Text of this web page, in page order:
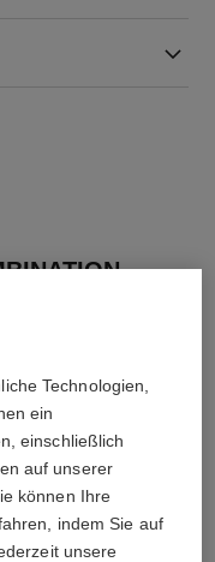
Technologien,
ein
einschließlich
auf unserer
können Ihre
indem Sie auf
unsere